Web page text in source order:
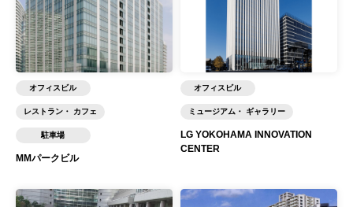
MMパークビル
オフィスビル
レストラン・ カフェ
駐車場
LG YOKOHAMA INNOVATION
CENTER
オフィスビル
ミュージアム・ ギャラリー